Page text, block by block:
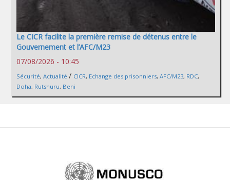
Le CICR facilite la première remise de détenus entre le
Gouvernement et l’AFC/M23
07/08/2026 - 10:45
Sécurité, Actualité / CICR, Echange des prisonniers, AFC/M23, RDC,
Doha, Rutshuru, Beni